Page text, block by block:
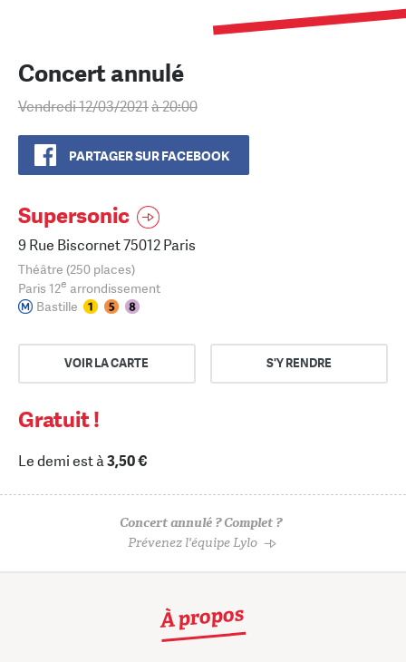
Concert annulé
Vendredi 12/03/2021à 20:00
PARTAGER SUR FACEBOOK
Supersonic
9 Rue Biscornet 75012 Paris
Théâtre (250 places)
Paris 12e arrondissement
Bastille
VOIR LA CARTE S'Y RENDRE
Gratuit !
Le demi est à3,50 €
Concert annulé ? Complet ?
Prévenez l'équipe Lylo
À propos